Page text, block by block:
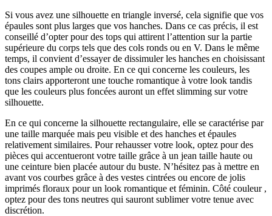
Si vous avez une silhouette en triangle inversé, cela signifie que vos
épaules sont plus larges que vos hanches. Dans ce cas précis, il est
conseillé d’opter pour des tops qui attirent l’attention sur la partie
supérieure du corps tels que des cols ronds ou en V. Dans le même
temps, il convient d’essayer de dissimuler les hanches en choisissant
des coupes ample ou droite. En ce qui concerne les couleurs, les
tons clairs apporteront une touche romantique à votre look tandis
que les couleurs plus foncées auront un effet slimming sur votre
silhouette.
En ce qui concerne la silhouette rectangulaire, elle se caractérise par
une taille marquée mais peu visible et des hanches et épaules
relativement similaires. Pour rehausser votre look, optez pour des
pièces qui accentueront votre taille grâce à un jean taille haute ou
une ceinture bien placée autour du buste. N’hésitez pas à mettre en
avant vos courbes grâce à des vestes cintrées ou encore de jolis
imprimés floraux pour un look romantique et féminin. Côté couleur ,
optez pour des tons neutres qui sauront sublimer votre tenue avec
discrétion.